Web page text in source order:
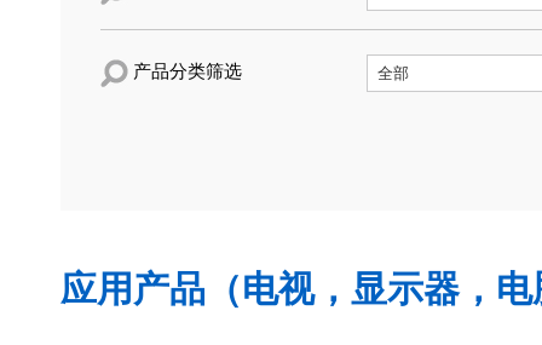
产品分类筛选
应用产品（电视，显示器，